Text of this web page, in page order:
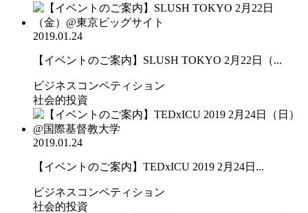
2019.01.24
【イベントのご案内】SLUSH TOKYO 2月22日（...
ビジネスコンペティション
社会的投資
2019.01.24
【イベントのご案内】TEDxICU 2019 2月24日...
ビジネスコンペティション
社会的投資